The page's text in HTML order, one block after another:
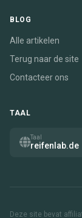
BLOG
Alle artikelen
Terug naar de site
Contacteer ons
TAAL
Taal
reifenlab.de
Deze site bevat